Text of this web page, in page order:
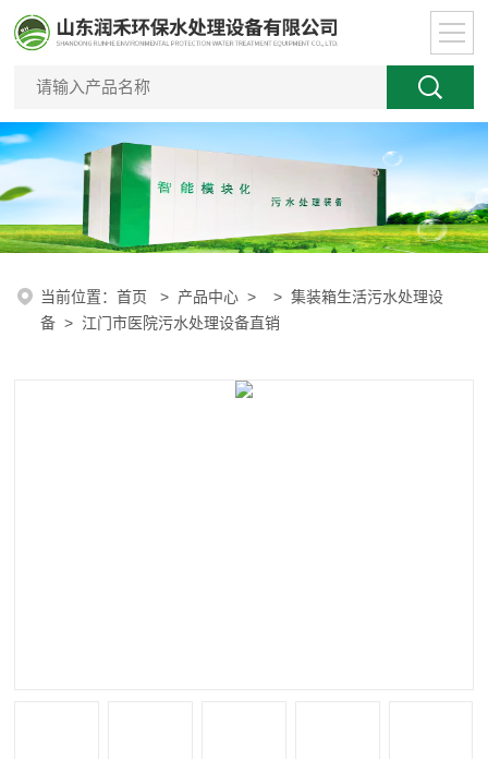
当前位置：首页 > 产品中心 > >集装箱生活污水处理设
备 > 江门市医院污水处理设备直销